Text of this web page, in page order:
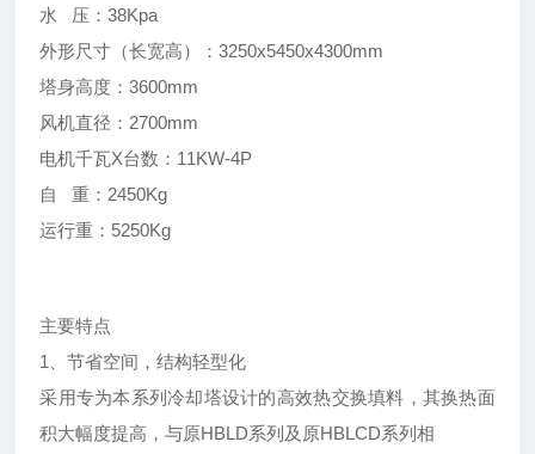
水 压：38Kpa
外形尺寸（长宽高）：3250x5450x4300mm
塔身高度：3600mm
风机直径：2700mm
电机千瓦X台数：11KW-4P
自 重：2450Kg
运行重：5250Kg
主要特点
1、节省空间，结构轻型化
采用专为本系列冷却塔设计的高效热交换填料，其换热面
积大幅度提高，与原HBLD系列及原HBLCD系列相